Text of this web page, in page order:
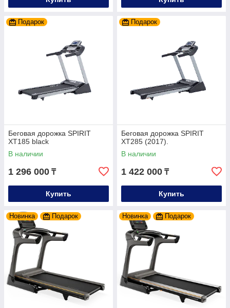
Подарок
Беговая дорожка SPIRIT
XT185 black
В наличии
1 296 000 ₸
Купить
Подарок
Беговая дорожка SPIRIT
XT285 (2017).
В наличии
1 422 000 ₸
Купить
Новинка Подарок Новинка Подарок